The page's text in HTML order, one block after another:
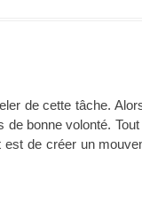
de cette tâche.
bonne volonté.
de créer un